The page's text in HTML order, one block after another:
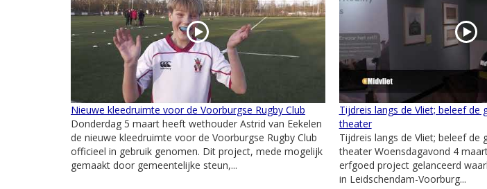
Nieuwe kleedruimte voor de Voorburgse Rugby Club
Donderdag 5 maart heeft wethouder Astrid van Eekelen
de nieuwe kleedruimte voor de Voorburgse Rugby Club
officieel in gebruik genomen. Dit project, mede mogelijk
gemaakt door gemeentelijke steun,...
Tijdreis langs de Vliet; beleef de
theater
Tijdreis langs de Vliet; beleef de
theater Woensdagavond 4
erfgoed project gelanceerd
in Leidschendam-Voorburg...